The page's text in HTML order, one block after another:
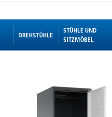
DREHSTÜHLE
STÜHLE UND
SITZMÖBEL